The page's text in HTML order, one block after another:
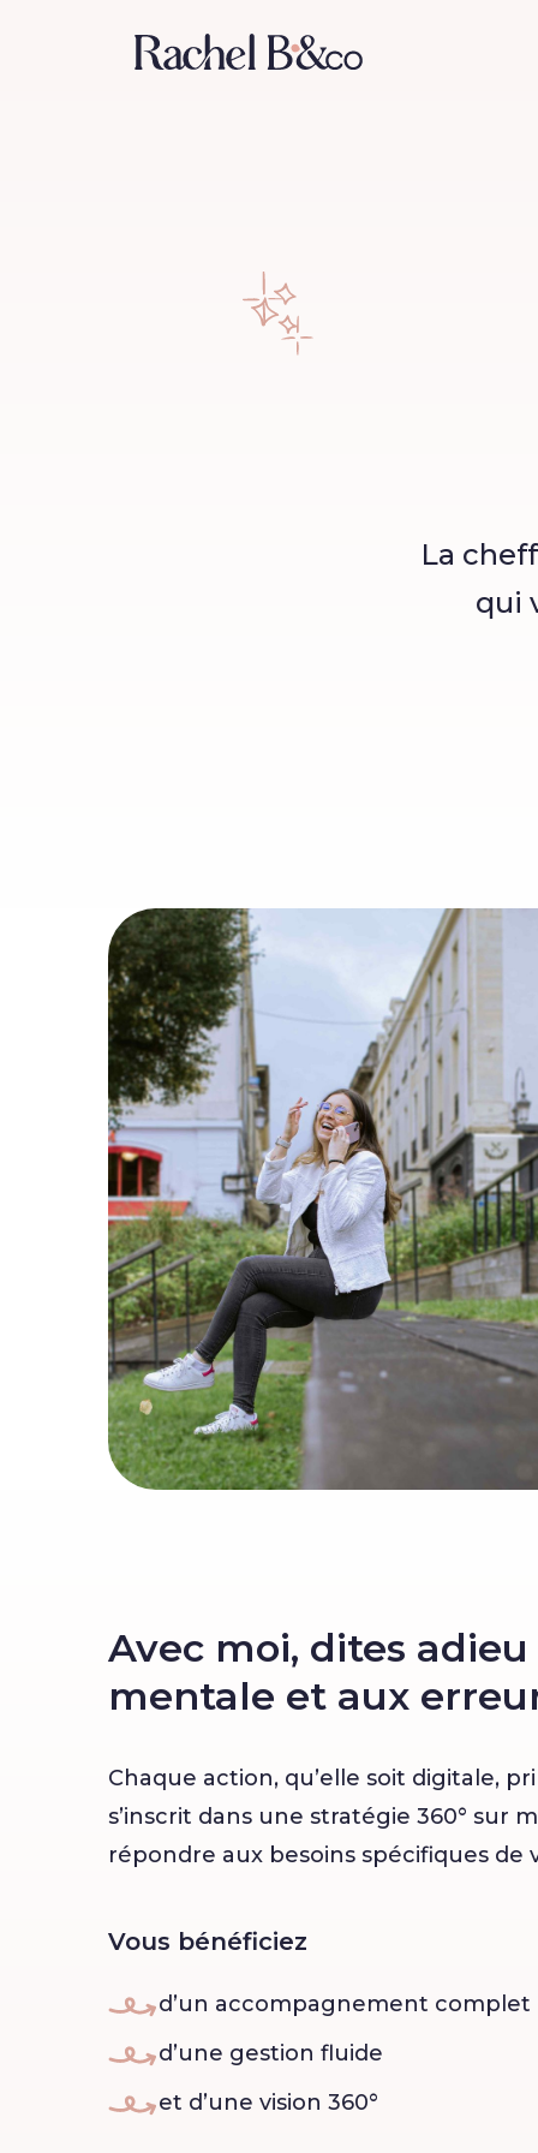
La
qui
Avec moi, dites
mentale et aux
Chaque action, qu’elle soit digitale,
s’inscrit dans une stratégie 360° sur
répondre aux besoins spécifiques de
Vous bénéficiez
d’un accompagnement complet
d’une gestion fluide
et d’une vision 360°